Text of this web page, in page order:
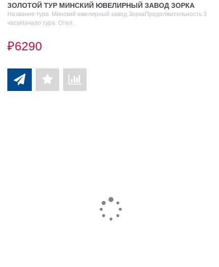
ЗОЛОТОЙ ТУР МИНСКИЙ ЮВЕЛИРНЫЙ ЗАВОД ЗОРКА
Название тура Минский ювелирный завод ЗоркаПродолжительность 3
часаНачало тура: Отел..
₽6290